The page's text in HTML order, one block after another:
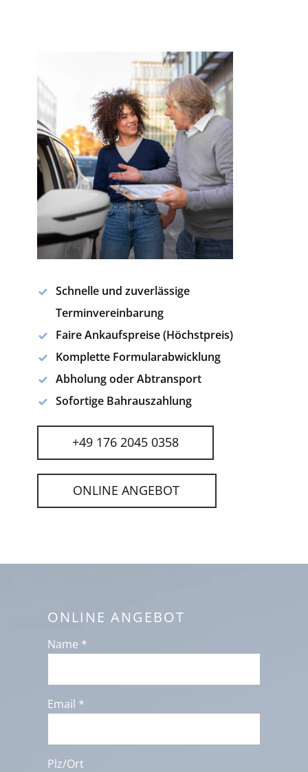
Schnelle und zuverlässige
Terminvereinbarung
Faire Ankaufspreise (Höchstpreis)
Komplette Formularabwicklung
Abholung oder Abtransport
Sofortige Bahrauszahlung
+49 176 2045 0358
ONLINE ANGEBOT
ONLINE ANGEBOT
Name *
Email *
Plz/Ort